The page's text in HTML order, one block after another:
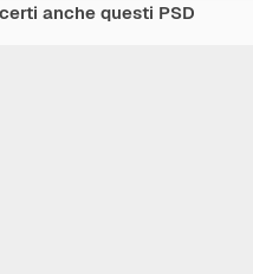
anche questi PSD